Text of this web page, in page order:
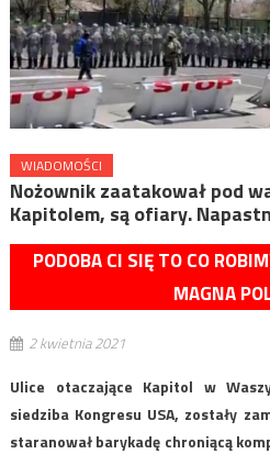
WIADOMOŚCI
Nożownik zaatakował pod
Kapitolem, są ofiary.
PODOBA CI SIĘ TO CO
MAGNA
2 kwietnia 2021
Ulice otaczające Kapitol w
siedziba Kongresu USA, zostały
staranował barykadę chroniącą